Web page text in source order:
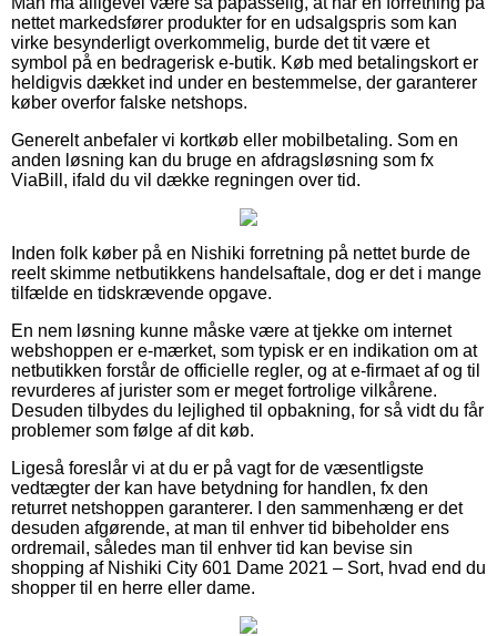
nettet markedsfører produkter for en udsalgspris som kan
virke besynderligt overkommelig, burde det tit være et
symbol på en bedragerisk e-butik. Køb med betalingskort er
heldigvis dækket ind under en bestemmelse, der garanterer
køber overfor falske netshops.
Generelt anbefaler vi kortkøb eller mobilbetaling. Som en
anden løsning kan du bruge en afdragsløsning som fx
ViaBill, ifald du vil dække regningen over tid.
Inden folk køber på en Nishiki forretning på nettet burde de
reelt skimme netbutikkens handelsaftale, dog er det i mange
tilfælde en tidskrævende opgave.
En nem løsning kunne måske være at tjekke om internet
webshoppen er e-mærket, som typisk er en indikation om at
netbutikken forstår de officielle regler, og at e-firmaet af og til
revurderes af jurister som er meget fortrolige vilkårene.
Desuden tilbydes du lejlighed til opbakning, for så vidt du får
problemer som følge af dit køb.
Ligeså foreslår vi at du er på vagt for de væsentligste
vedtægter der kan have betydning for handlen, fx den
returret netshoppen garanterer. I den sammenhæng er det
desuden afgørende, at man til enhver tid bibeholder ens
ordremail, således man til enhver tid kan bevise sin
shopping af Nishiki City 601 Dame 2021 – Sort, hvad end du
shopper til en herre eller dame.